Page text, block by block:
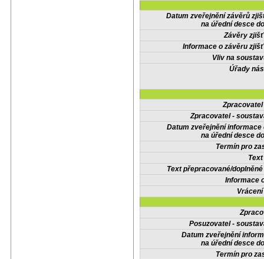
Datum zveřejnění závěrů
na úřední desce
Závěry
Informace o závěru
Vliv na
Úřady
Zpracovatel -
Datum zveřejnění informace
na úřední desce
Termín pro
Text přepracované/
Informace
Posuzovatel -
Datum zveřejnění
na úřední desce
Termín pro